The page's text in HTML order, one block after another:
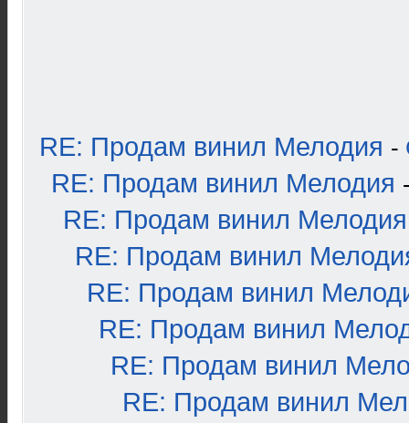
RE: Продам винил Мелодия -
RE: Продам винил Мелодия
RE: Продам винил Мелодия
RE: Продам винил
RE: Продам винил
RE: Продам винил
RE: Продам винил
RE: Продам винил